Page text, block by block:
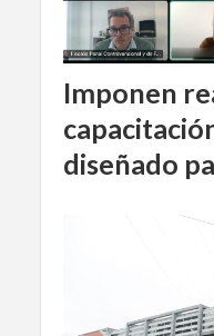
Imponen
diseñado